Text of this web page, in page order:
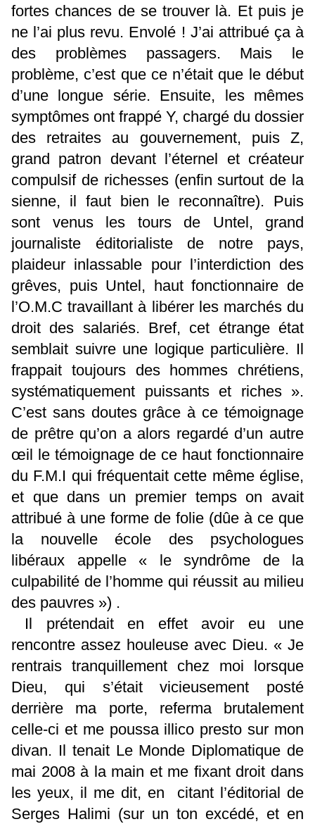
fortes chances de se trouver là. Et puis je
ne l’ai plus revu. Envolé ! J’ai attribué ça à
des problèmes passagers. Mais le
problème, c’est que ce n’était que le début
d’une longue série. Ensuite, les mêmes
symptômes ont frappé Y, chargé du dossier
des retraites au gouvernement, puis Z,
grand patron devant l’éternel et créateur
compulsif de richesses (enfin surtout de la
sienne, il faut bien le reconnaître). Puis
sont venus les tours de Untel, grand
journaliste éditorialiste de notre pays,
plaideur inlassable pour l’interdiction des
grêves, puis Untel, haut fonctionnaire de
l’O.M.C travaillant à libérer les marchés du
droit des salariés. Bref, cet étrange état
semblait suivre une logique particulière. Il
frappait toujours des hommes chrétiens,
systématiquement puissants et riches ».
C’est sans doutes grâce à ce témoignage
de prêtre qu’on a alors regardé d’un autre
œil le témoignage de ce haut fonctionnaire
du F.M.I qui fréquentait cette même église,
et que dans un premier temps on avait
attribué à une forme de folie (dûe à ce que
la nouvelle école des psychologues
libéraux appelle « le syndrôme de la
culpabilité de l’homme qui réussit au milieu
des pauvres ») .
Il prétendait en effet avoir eu une
rencontre assez houleuse avec Dieu. « Je
rentrais tranquillement chez moi lorsque
Dieu, qui s’était vicieusement posté
derrière ma porte, referma brutalement
celle-ci et me poussa illico presto sur mon
divan. Il tenait Le Monde Diplomatique de
mai 2008 à la main et me fixant droit dans
les yeux, il me dit, en citant l’éditorial de
Serges Halimi (sur un ton excédé, et en